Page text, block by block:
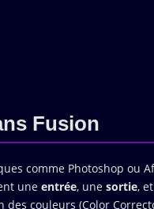
Fusion
comme Photoshop ou
uneentrée, unesortie,
couleurs (Color